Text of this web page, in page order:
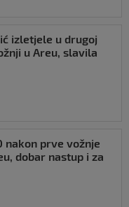
izletjele u drugoj
u Areu, slavila
nakon prve vožnje
dobar nastup i za